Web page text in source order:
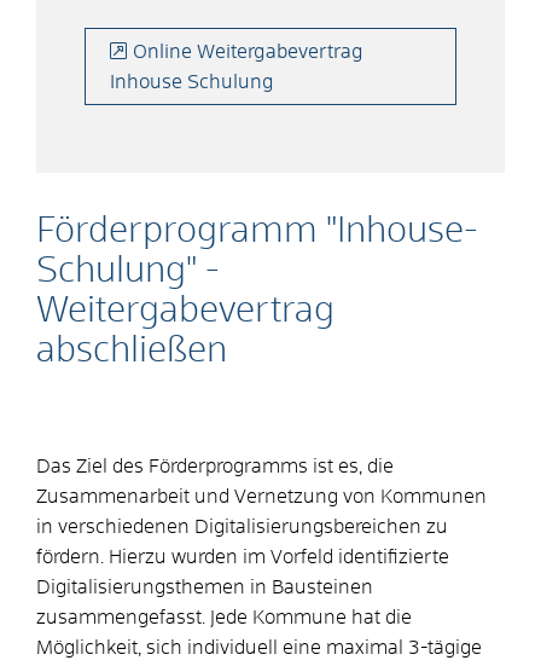
Förderprogramm "Inhouse-
Schulung" -
Weitergabevertrag
abschließen
Das Ziel des Förderprogramms ist es, die
Zusammenarbeit und Vernetzung von Kommunen
in verschiedenen Digitalisierungsbereichen zu
fördern. Hierzu wurden im Vorfeld identifizierte
Digitalisierungsthemen in Bausteinen
zusammengefasst. Jede Kommune hat die
Möglichkeit, sich individuell eine maximal 3-tägige
Online Weitergabevertrag
Inhouse Schulung